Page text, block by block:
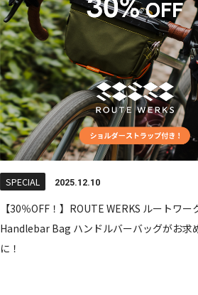
SPECIAL 2025.12.10
【30％OFF！】ROUTE WERKS ルートワ
Handlebar Bag ハンドルバーバッグがお求
に！